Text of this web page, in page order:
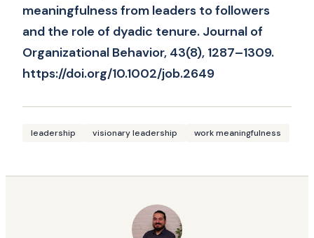
meaningfulness from leaders to followers
and the role of dyadic tenure. Journal of
Organizational Behavior, 43(8), 1287–1309.
https://doi.org/10.1002/job.2649
leadership visionary leadership work meaningfulness